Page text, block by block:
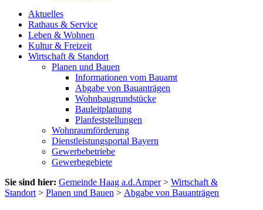
Aktuelles
Rathaus & Service
Leben & Wohnen
Kultur & Freizeit
Wirtschaft & Standort
Planen und Bauen
Informationen vom Bauamt
Abgabe von Bauanträgen
Wohnbaugrundstücke
Bauleitplanung
Planfeststellungen
Wohnraumförderung
Dienstleistungsportal Bayern
Gewerbebetriebe
Gewerbegebiete
Sie sind hier: Gemeinde Haag a.d.Amper> Wirtschaft &
Standort > Planen und Bauen > Abgabe von Bauanträgen